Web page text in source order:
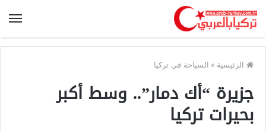
الرئيسية » السياحة في تركيا
جزيرة “أك دمار”.. وسط أكبر
بحيرات تركيا